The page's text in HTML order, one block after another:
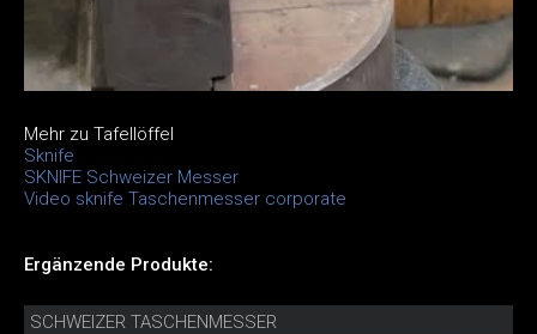
Mehr zu Tafellöffel
Sknife
SKNIFE Schweizer Messer
Video sknife Taschenmesser corporate
Ergänzende Produkte:
SCHWEIZER TASCHENMESSER